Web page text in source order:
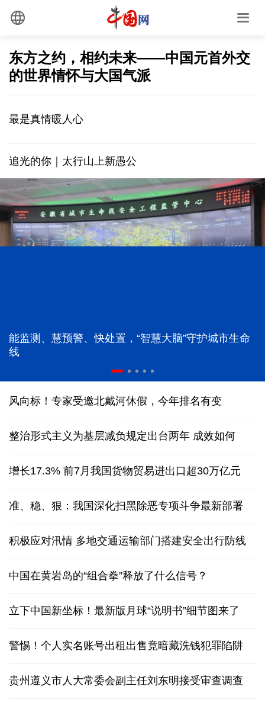
东方之约，相约未来——中国元首外交
的世界情怀与大国气派
最是真情暖人心
追光的你｜太行山上新愚公
能监测、慧预警、快处置，“智慧大脑”守护城市生命
线
风向标！专家受邀北戴河休假，今年排名有变
整治形式主义为基层减负规定出台两年 成效如何
增长17.3% 前7月我国货物贸易进出口超30万亿元
准、稳、狠：我国深化扫黑除恶专项斗争最新部署
积极应对汛情 多地交通运输部门搭建安全出行防线
中国在黄岩岛的“组合拳”释放了什么信号？
立下中国新坐标！最新版月球“说明书”细节图来了
警惕！个人实名账号出租出售竟暗藏洗钱犯罪陷阱
贵州遵义市人大常委会副主任刘东明接受审查调查